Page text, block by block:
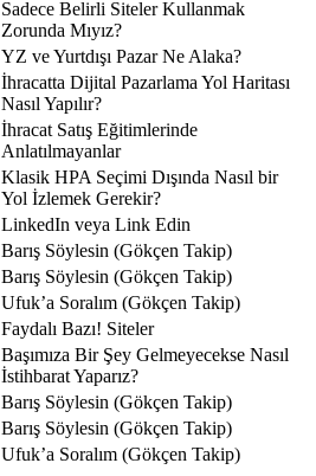
Sadece Belirli Siteler Kullanmak
Zorunda Mıyız?
YZ ve Yurtdışı Pazar Ne Alaka?
İhracatta Dijital Pazarlama Yol Haritası
Nasıl Yapılır?
İhracat Satış Eğitimlerinde
Anlatılmayanlar
Klasik HPA Seçimi Dışında Nasıl bir
Yol İzlemek Gerekir?
LinkedIn veya Link Edin
Barış Söylesin (Gökçen Takip)
Barış Söylesin (Gökçen Takip)
Ufuk’a Soralım (Gökçen Takip)
Faydalı Bazı! Siteler
Başımıza Bir Şey Gelmeyecekse Nasıl
İstihbarat Yaparız?
Barış Söylesin (Gökçen Takip)
Barış Söylesin (Gökçen Takip)
Ufuk’a Soralım (Gökçen Takip)